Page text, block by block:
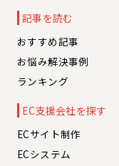
記事を読む
おすすめ記事
お悩み解決事例
ランキング
EC支援会社を探す
ECサイト制作
ECシステム